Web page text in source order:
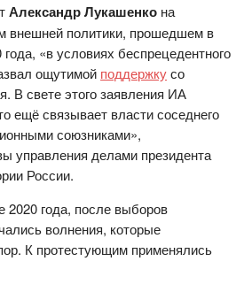
Александр Лукашенко на
внешней политики, прошедшем в
«в условиях беспрецедентного
ощутимой поддержкусо
В свете этого заявления ИА
ещё связывает власти соседнего
союзниками»,
управления делами президента
России.
2020 года, после выборов
волнения, которые
К протестующим применялись